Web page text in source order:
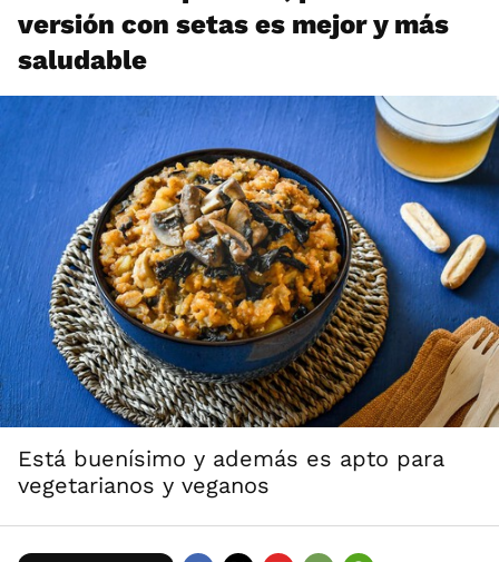
versión con setas es mejor y más
saludable
Está buenísimo y además es apto para
vegetarianos y veganos